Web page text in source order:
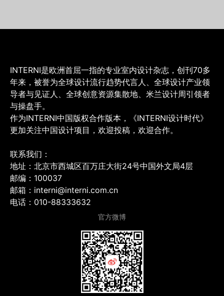
INTERNI是欧洲首屈一指的专业室内设计杂志，创刊70多
年来，被誉为全球设计流行趋势代言人、全球设计产业领
导者与见证人、全球创意资源集散地、米兰设计周引领者
与操盘手。
作为INTERNI中国版权合作版本，《INTERNI设计时代》
更加关注中国设计项目，欢迎投稿，欢迎合作。
联系我们：
地址：北京市西城区百万庄大街24号中国外文局4层
邮编：100037
邮箱：interni@interni.com.cn
电话：010-88333632
官方微博